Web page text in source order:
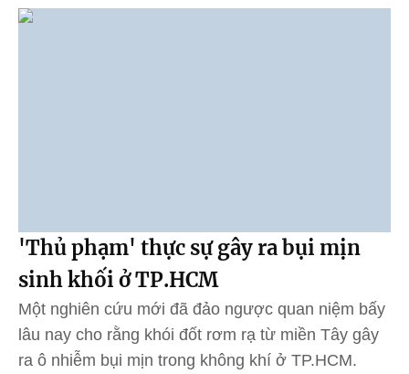
'Thủ phạm' thực sự gây ra bụi mịn
sinh khối ở TP.HCM
Một nghiên cứu mới đã đảo ngược quan niệm bấy
lâu nay cho rằng khói đốt rơm rạ từ miền Tây gây
ra ô nhiễm bụi mịn trong không khí ở TP.HCM.